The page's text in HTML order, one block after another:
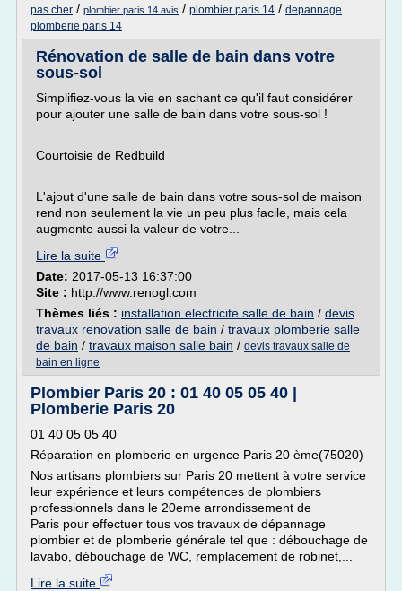
pas cher / plombier paris 14 avis / plombier paris 14 / depannage
plomberie paris 14
Rénovation de salle de bain dans votre
sous-sol
Simplifiez-vous la vie en sachant ce qu'il faut considérer
pour ajouter une salle de bain dans votre sous-sol !
Courtoisie de Redbuild
L'ajout d'une salle de bain dans votre sous-sol de maison
rend non seulement la vie un peu plus facile, mais cela
augmente aussi la valeur de votre...
Lire la suite
Date: 2017-05-13 16:37:00
Site : http://www.renogl.com
Thèmes liés : installation electricite salle de bain / devis
travaux renovation salle de bain / travaux plomberie salle
de bain / travaux maison salle bain / devis travaux salle de
bain en ligne
Plombier Paris 20 : 01 40 05 05 40 |
Plomberie Paris 20
01 40 05 05 40
Réparation en plomberie en urgence Paris 20 ème(75020)
Nos artisans plombiers sur Paris 20 mettent à votre service
leur expérience et leurs compétences de plombiers
professionnels dans le 20eme arrondissement de
Paris pour effectuer tous vos travaux de dépannage
plombier et de plomberie générale tel que : débouchage de
lavabo, débouchage de WC, remplacement de robinet,...
Lire la suite